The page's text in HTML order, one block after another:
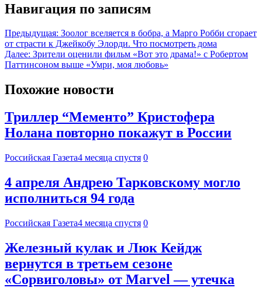
Навигация по записям
Предыдущая: Зоолог вселяется в бобра, а Марго Робби сгорает
от страсти к Джейкобу Элорди. Что посмотреть дома
Далее: Зрители оценили фильм «Вот это драма!» с Робертом
Паттинсоном выше «Умри, моя любовь»
Похожие новости
Триллер “Мементо” Кристофера
Нолана повторно покажут в России
Российская Газета4 месяца спустя 0
4 апреля Андрею Тарковскому могло
исполниться 94 года
Российская Газета4 месяца спустя 0
Железный кулак и Люк Кейдж
вернутся в третьем сезоне
«Сорвиголовы» от Marvel — утечка